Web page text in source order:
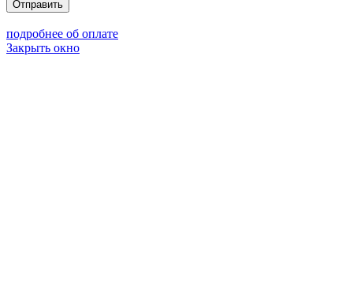
Отправить
подробнее об оплате
Закрыть окно